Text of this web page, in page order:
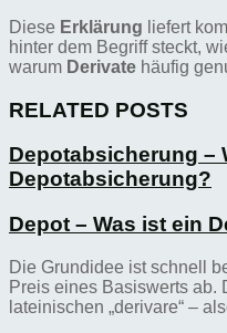
Diese Erklärung liefert
hinter dem Begriff steckt,
warum Derivate häufig
RELATED POSTS
Depotabsicherung –
Depotabsicherung?
Depot – Was ist ein
Die Grundidee ist schnell
Preis eines Basiswerts ab.
lateinischen „derivare“ –